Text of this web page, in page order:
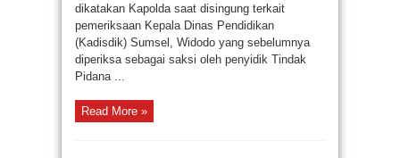
dikatakan Kapolda saat disingung terkait
pemeriksaan Kepala Dinas Pendidikan
(Kadisdik) Sumsel, Widodo yang sebelumnya
diperiksa sebagai saksi oleh penyidik Tindak
Pidana ...
Read More »